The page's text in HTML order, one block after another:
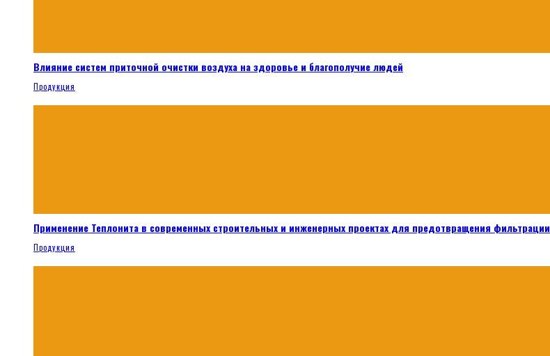
Влияние систем приточной очистки воздуха на здоровье и благополучие людей
Продукция
Применение Теплонита в современных строительных и инженерных проектах для предотвращения фильтрации
Продукция